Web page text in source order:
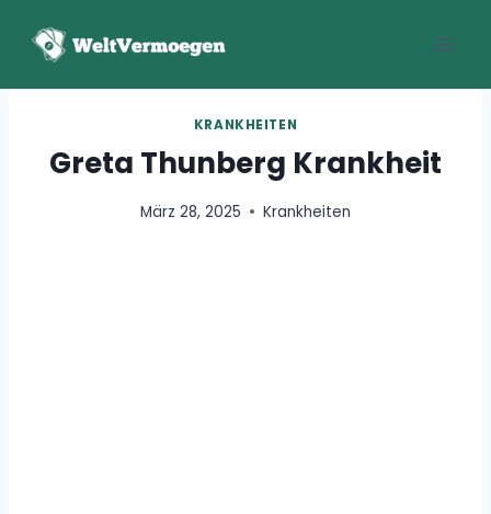
Inhalt
KRANKHEITEN
Greta Thunberg Krankheit
März 28, 2025 Krankheiten